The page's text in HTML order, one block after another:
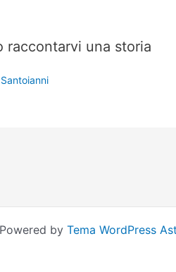
raccontarvi una storia
by Tema WordPress